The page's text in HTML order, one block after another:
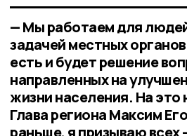
— Мы работаем для
задачей местных
есть и будет решение
направленных на
жизни населения. На это
Глава региона Максим
раньше, я призываю всех